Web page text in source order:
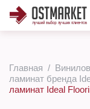
Главная
ламинат бренда
ламинат Ideal